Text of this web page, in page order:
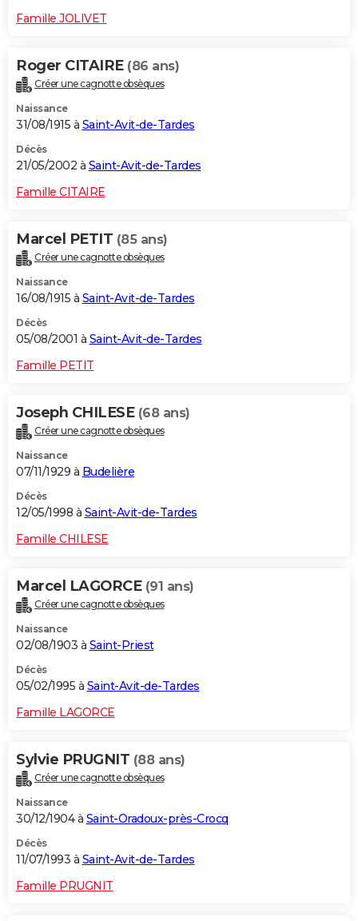
Famille JOLIVET
Roger CITAIRE (86 ans)
Créer une cagnotte obsèques
Naissance
31/08/1915 à Saint-Avit-de-Tardes
Décès
21/05/2002 à Saint-Avit-de-Tardes
Famille CITAIRE
Marcel PETIT (85 ans)
Créer une cagnotte obsèques
Naissance
16/08/1915 à Saint-Avit-de-Tardes
Décès
05/08/2001 à Saint-Avit-de-Tardes
Famille PETIT
Joseph CHILESE (68 ans)
Créer une cagnotte obsèques
Naissance
07/11/1929 à Budelière
Décès
12/05/1998 à Saint-Avit-de-Tardes
Famille CHILESE
Marcel LAGORCE (91 ans)
Créer une cagnotte obsèques
Naissance
02/08/1903 à Saint-Priest
Décès
05/02/1995 à Saint-Avit-de-Tardes
Famille LAGORCE
Sylvie PRUGNIT (88 ans)
Créer une cagnotte obsèques
Naissance
30/12/1904 à Saint-Oradoux-près-Crocq
Décès
11/07/1993 à Saint-Avit-de-Tardes
Famille PRUGNIT